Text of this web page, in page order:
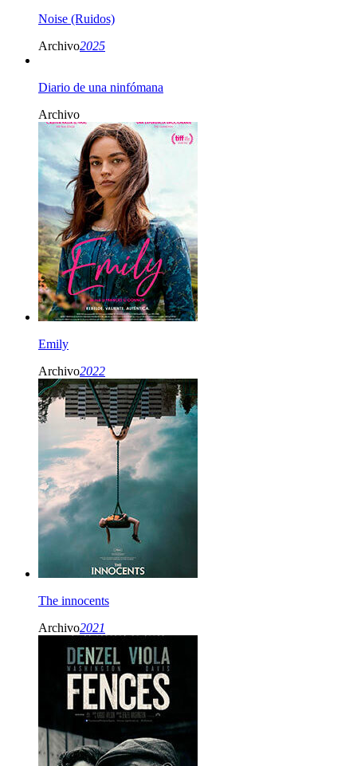
Noise (Ruidos)
Archivo2025
Diario de una ninfómana
Archivo
Emily
Archivo2022
The innocents
Archivo2021